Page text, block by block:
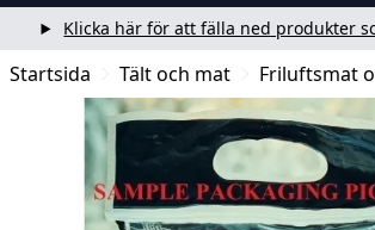
Klicka här för att fälla ned produkter
Startsida Tält och mat Friluftsmat